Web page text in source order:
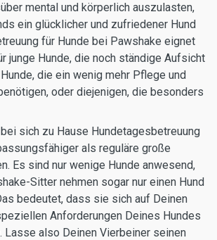
mental und körperlich auszulasten,
ein glücklicher und zufriedener Hund
für Hunde bei Pawshake eignet
junge Hunde, die noch ständige Aufsicht
die ein wenig mehr Pflege und
oder diejenigen, die besonders
sich zu Hause Hundetagesbetreuung
als reguläre große
Es sind nur wenige Hunde anwesend,
Sitter nehmen sogar nur einen Hund
bedeutet, dass sie sich auf Deinen
Anforderungen Deines Hundes
Lasse also Deinen Vierbeiner seinen